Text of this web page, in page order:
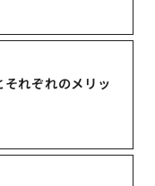
れぞれのメリッ